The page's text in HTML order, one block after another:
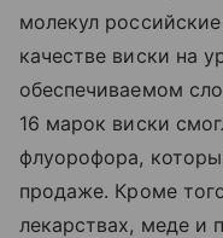
молекул
качестве виски на
обеспечиваемом
16 марок виски
флуорофора,
продаже. Кроме
лекарствах, меде и